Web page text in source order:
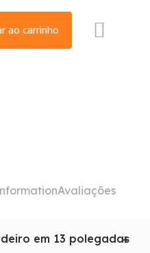
ao carrinho
Avaliações
em 13 polegadas